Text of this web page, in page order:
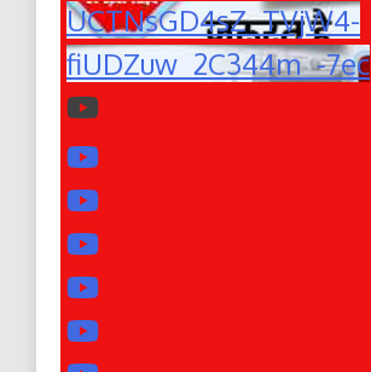
UCTNsGD4sZ_TVjW4-
fiUDZuw_2C344m_-7ec